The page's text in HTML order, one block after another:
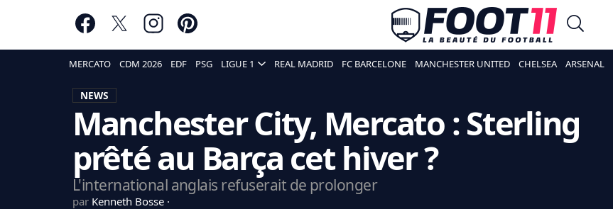
MERCATO CDM 2026 EDF PSG LIGUE 1 REAL MADRID FC BARCELONE MANCHESTER UNITED CHELSEA ARSENAL
NEWS
Manchester City, Mercato : Sterling
prêté au Barça cet hiver ?
L'international anglais refuserait de prolonger
par Kenneth Bosse